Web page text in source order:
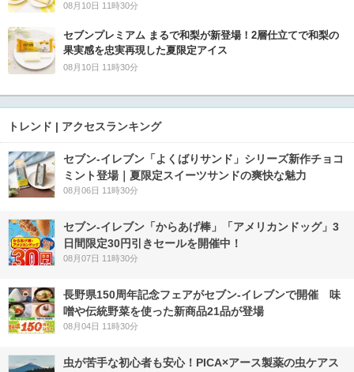
08月10日 11時30分
セブンプレミアム まるで和梨が新登場！2層仕立てで和梨の
果実感を忠実再現した夏限定アイス
08月10日 11時30分
トレンド | アクセスランキング
セブン‐イレブン「よくばりサンド」シリーズ新作チョコ
ミント登場｜夏限定スイーツサンドの爽快な魅力
08月06日 11時30分
セブン‐イレブン「からあげ棒」「アメリカンドッグ」3
日間限定30円引きセールを開催中！
08月07日 11時30分
長野県150周年記念フェアがセブン-イレブンで開催 味
噌や伝統野菜を使った新商品21品が登場
08月04日 11時30分
虫が苦手な初心者も安心！PICA×アース製薬の虫ケアス